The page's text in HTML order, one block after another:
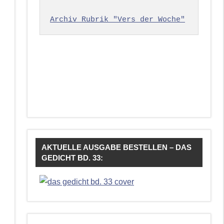
Archiv Rubrik "Vers der Woche"
AKTUELLE AUSGABE BESTELLEN – DAS
GEDICHT BD. 33: